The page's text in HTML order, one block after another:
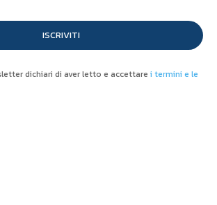
ISCRIVITI
dichiari di aver letto e accettare i termini e le